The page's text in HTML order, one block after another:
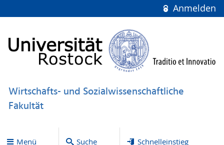
Anmelden
Wirtschafts- und Sozialwissenschaftliche
Fakultät
Menü Suche Schnelleinstieg